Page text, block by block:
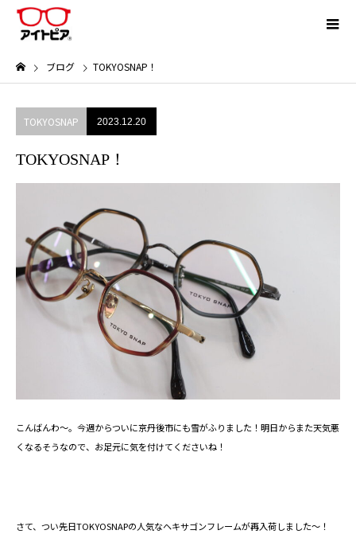
ブログ TOKYOSNAP！
TOKYOSNAP 2023.12.20
TOKYOSNAP！
こんばんわ～。今週からついに京丹後市にも雪がふりました！明日からまた天気悪
くなるそうなので、お足元に気を付けてくださいね！
さて、つい先日TOKYOSNAPの人気なヘキサゴンフレームが再入荷しました～！